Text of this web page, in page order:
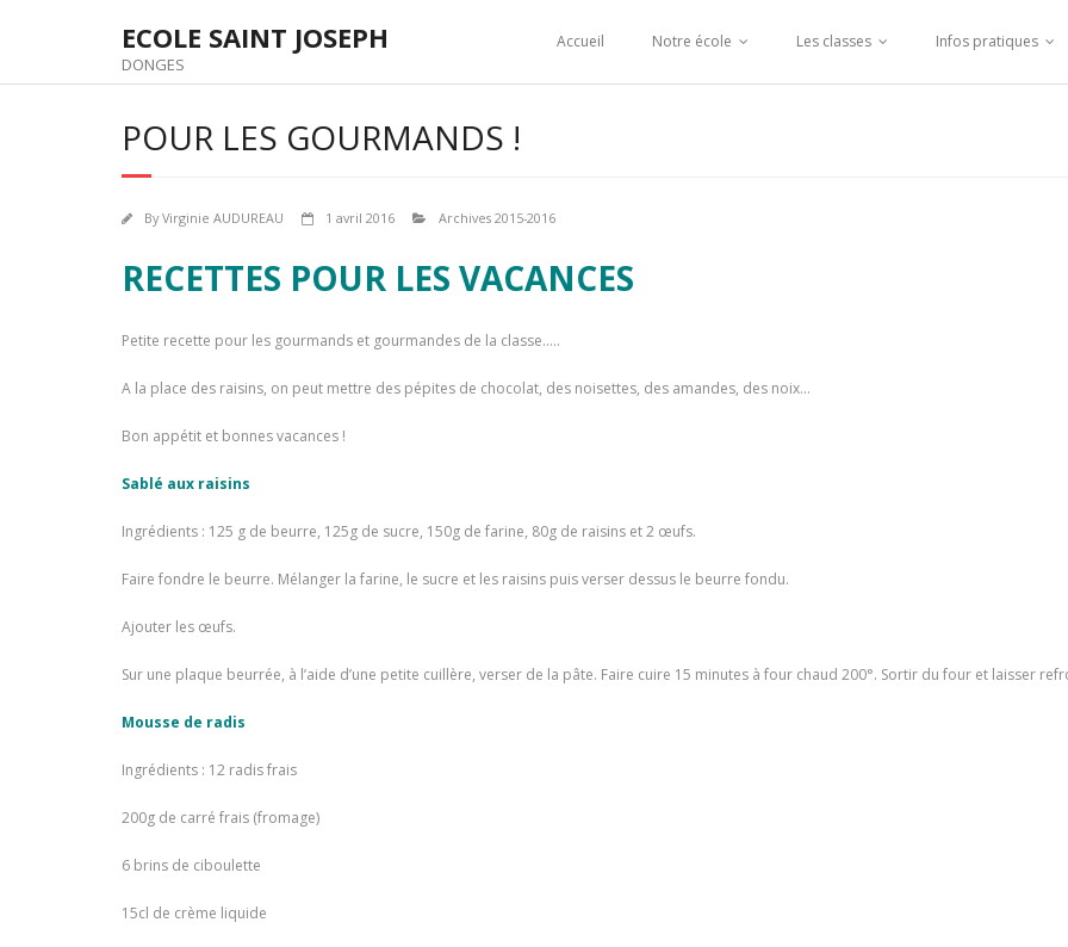
ECOLE SAINT JOSEPH
DONGES
Accueil Notre école Les classes Infos pratiques
POUR LES GOURMANDS !
ByVirginie AUDUREAU 1 avril 2016 Archives 2015-2016
RECETTES POUR LES VACANCES
Petite recette pour les gourmands et gourmandes de la classe…..
A la place des raisins, on peut mettre des pépites de chocolat, des noisettes, des amandes, des noix…
Bon appétit et bonnes vacances !
Sablé aux raisins
Ingrédients : 125 g de beurre, 125g de sucre, 150g de farine, 80g de raisins et 2 œufs.
Faire fondre le beurre. Mélanger la farine, le sucre et les raisins puis verser dessus le beurre fondu.
Ajouter les œufs.
Sur une plaque beurrée, à l’aide d’une petite cuillère, verser de la pâte. Faire cuire 15 minutes à four chaud 200°. Sortir du four et laisser
Mousse de radis
Ingrédients : 12 radis frais
200g de carré frais (fromage)
6 brins de ciboulette
15cl de crème liquide